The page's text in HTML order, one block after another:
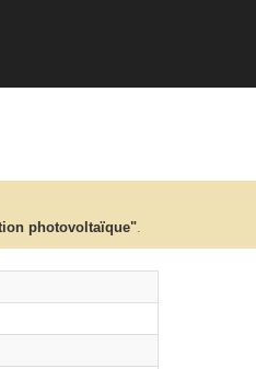
photovoltaïque".